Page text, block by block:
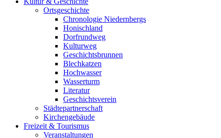
Ortsgeschichte
Chronologie Niedernbergs
Honischland
Dorfrundweg
Kulturweg
Geschichtsbrunnen
Blechkatzen
Hochwasser
Wasserturm
Literatur
Geschichtsverein
Städtepartnerschaft
Kirchengebäude
Freizeit & Tourismus
Veranstaltungen